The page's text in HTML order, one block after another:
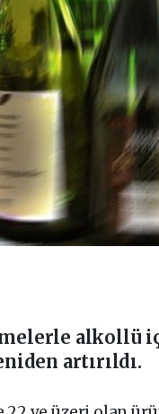
alkollü
artırıldı.